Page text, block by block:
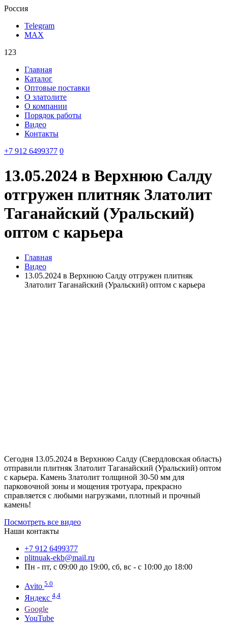
Россия
Telegram
MAX
123
Главная
Каталог
Оптовые поставки
О златолите
О компании
Порядок работы
Видео
Контакты
‪+7 912 6499377‬ 0
13.05.2024 в Верхнюю Салду
отгружен плитняк Златолит
Таганайский (Уральский)
оптом с карьера
Главная
Видео
13.05.2024 в Верхнюю Салду отгружен плитняк
Златолит Таганайский (Уральский) оптом с карьера
Сегодня 13.05.2024 в Верхнюю Салду (Свердловская область)
отправили плитняк Златолит Таганайский (Уральский) оптом
с карьера. Камень Златолит толщиной 30-50 мм для
парковочной зоны и мощения тротуара, прекрасно
справляется с любыми нагрузками, плотный и прочный
камень!
Посмотреть все видео
Наши контакты
‪+7 912 6499377‬
plitnuak-ekb@mail.ru
Пн - пт, с 09:00 до 19:00, сб, вс - с 10:00 до 18:00
Avito 5.0
Яндекс 4,4
Google
YouTube